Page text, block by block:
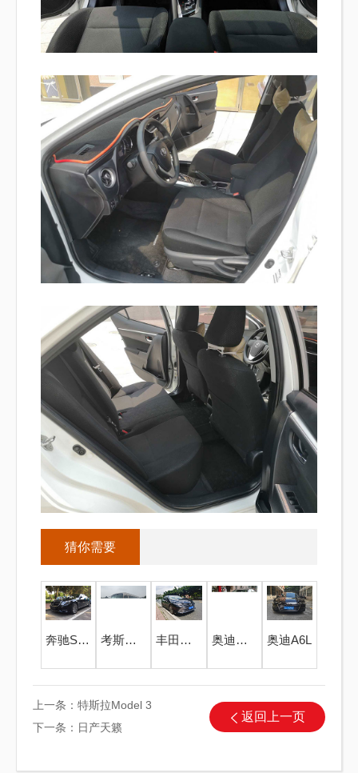
猜你需要
奔驰S级婚礼花车 考斯特中巴20座 丰田凯美瑞 奥迪婚庆花车 奥迪A6L
返回上一页
上一条： 特斯拉Model 3
下一条： 日产天籁